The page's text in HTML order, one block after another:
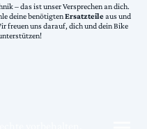
– das ist unser Versprechen an dich.
deine benötigtenErsatzteileaus und
freuen uns darauf, dich und dein Bike